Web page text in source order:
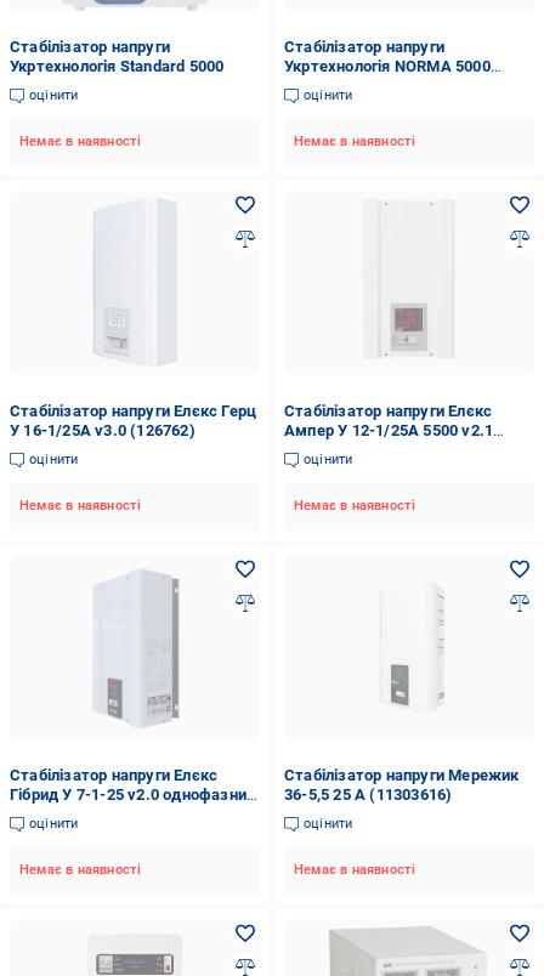
Стабілізатор напруги
Укртехнологія Standard 5000
оцінити
Немає в наявності
Стабілізатор напруги
Укртехнологія NORMA 5000
(104691)
оцінити
Немає в наявності
Стабілізатор напруги Елєкс Герц
У 16-1/25А v3.0 (126762)
оцінити
Немає в наявності
Стабілізатор напруги Елєкс
Ампер У 12-1/25А 5500 v2.1
(111064)
оцінити
Немає в наявності
Стабілізатор напруги Елєкс
Гібрид У 7-1-25 v2.0 однофазний
5,5 КВт 25 А
оцінити
Немає в наявності
Стабілізатор напруги Мережик
36-5,5 25 А (11303616)
оцінити
Немає в наявності